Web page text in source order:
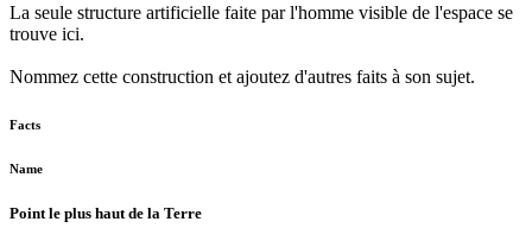
La seule structure artificielle faite par l'homme visible de l'espace se
trouve ici.
Nommez cette construction et ajoutez d'autres faits à son sujet.
Facts
Name
Point le plus haut de la Terre